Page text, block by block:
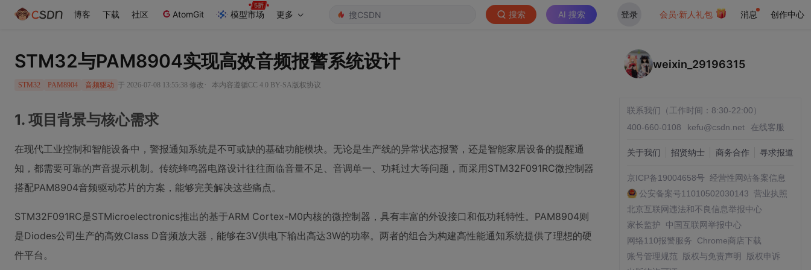
博客 下载 社区 AtomGit 模型市场 更多 搜索 AI 搜索 登录 会员·新人礼包 消息 创作中心
STM32与PAM8904实现高效音频报警系统设计
STM32 PAM8904 音频驱动 于 2026-07-08 13:55:38 修改 · 本内容遵循CC 4.0 BY-SA版权协议
1. 项目背景与核心需求
在现代工业控制和智能设备中，警报通知系统是不可或缺的基础功能模块。无论是生产线的异常状态报警，还是智能家居设备的提醒通
知，都需要可靠的声音提示机制。传统蜂鸣器电路设计往往面临音量不足、音调单一、功耗过大等问题，而采用STM32F091RC微控制器
搭配PAM8904音频驱动芯片的方案，能够完美解决这些痛点。
STM32F091RC是STMicroelectronics推出的基于ARM Cortex-M0内核的微控制器，具有丰富的外设接口和低功耗特性。PAM8904则
是Diodes公司生产的高效Class D音频放大器，能够在3V供电下输出高达3W的功率。两者的组合为构建高性能通知系统提供了理想的硬
件平台。
weixin_29196315
联系我们（工作时间：8:30-22:00）
400-660-0108
kefu@csdn.net 在线客服
关于我们 招贤纳士 商务合作 寻求报道
京ICP备19004658号 经营性网站备案信息
公安备案号11010502030143 营业执照
北京互联网违法和不良信息举报中心
家长监护
中国互联网举报中心
网络110报警服务
Chrome商店下载
账号管理规范
版权与免责声明
版权申诉